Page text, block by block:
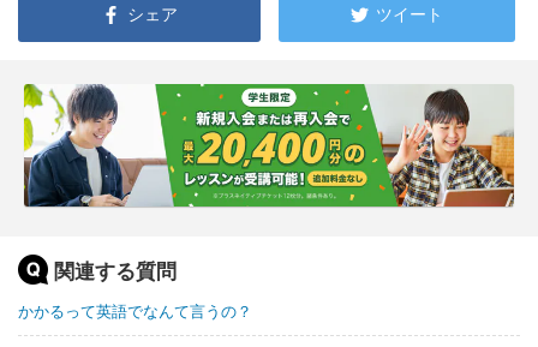
シェア ツイート
関連する質問
かかるって英語でなんて言うの？